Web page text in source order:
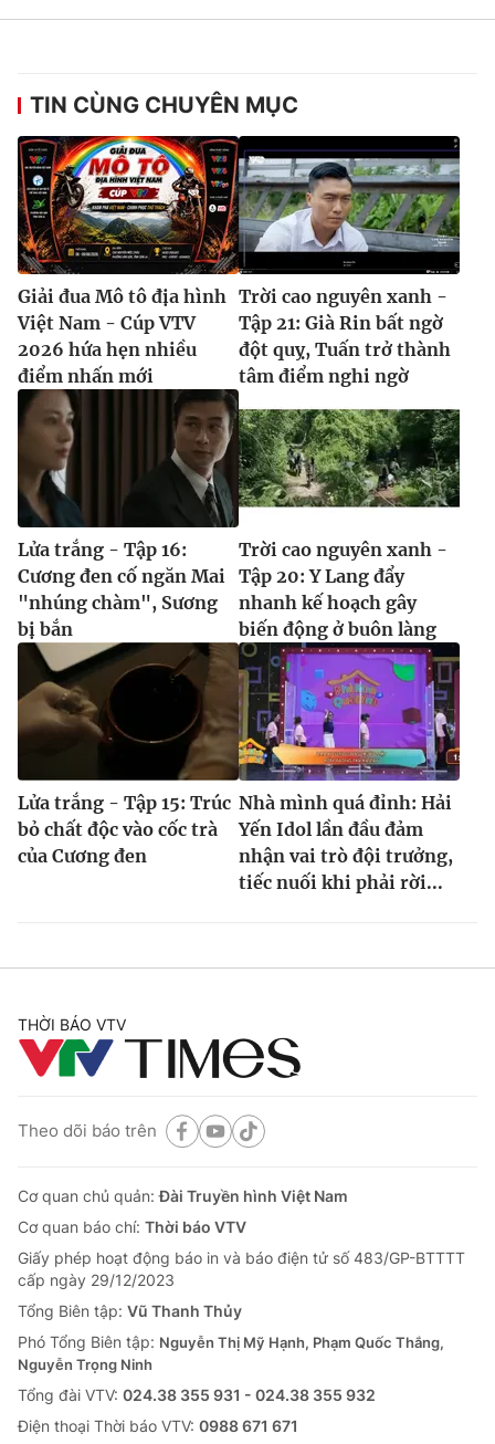
TIN CÙNG CHUYÊN MỤC
Giải đua Mô tô địa hình
Việt Nam - Cúp VTV
2026 hứa hẹn nhiều
điểm nhấn mới
Trời cao nguyên xanh -
Tập 21: Già Rin bất ngờ
đột quỵ, Tuấn trở thành
tâm điểm nghi ngờ
Lửa trắng - Tập 16:
Cương đen cố ngăn Mai
"nhúng chàm", Sương
bị bắn
Trời cao nguyên xanh -
Tập 20: Y Lang đẩy
nhanh kế hoạch gây
biến động ở buôn làng
Lửa trắng - Tập 15: Trúc
bỏ chất độc vào cốc trà
của Cương đen
Nhà mình quá đỉnh: Hải
Yến Idol lần đầu đảm
nhận vai trò đội trưởng,
tiếc nuối khi phải rời...
THỜI BÁO VTV
Theo dõi báo trên
Cơ quan chủ quản:Đài Truyền hình Việt Nam
Cơ quan báo chí: Thời báo VTV
Giấy phép hoạt động báo in và báo điện tử số 483/GP-BTTTT
cấp ngày 29/12/2023
Tổng Biên tập: Vũ Thanh Thủy
Phó Tổng Biên tập: Nguyễn Thị Mỹ Hạnh, Phạm Quốc Thắng,
Nguyễn Trọng Ninh
Tổng đài VTV: 024.38 355 931 - 024.38 355 932
Ðiện thoại Thời báo VTV: 0988 671 671